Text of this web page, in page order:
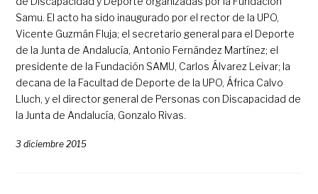
Samu. El acto ha sido inaugurado por el rector de la UPO,
Vicente Guzmán Fluja; el secretario general para el Deporte
de la Junta de Andalucía, Antonio Fernández Martínez; el
presidente de la Fundación SAMU, Carlos Álvarez Leivar; la
decana de la Facultad de Deporte de la UPO, África Calvo
Lluch, y el director general de Personas con Discapacidad de
la Junta de Andalucía, Gonzalo Rivas.
3 diciembre 2015